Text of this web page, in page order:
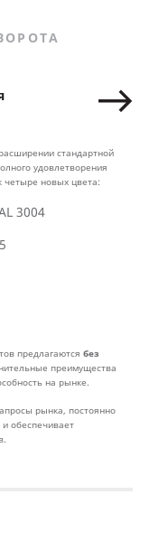
стандартной
удовлетворения
новых цвета:
3004
предлагаются без
преимущества
на рынке.
рынка, постоянно
обеспечивает